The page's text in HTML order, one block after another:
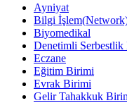
Ayniyat
Bilgi
Biyomedikal
Denetimli
Eczane
Eğitim Birimi
Evrak Birimi
Gelir Tahakkuk